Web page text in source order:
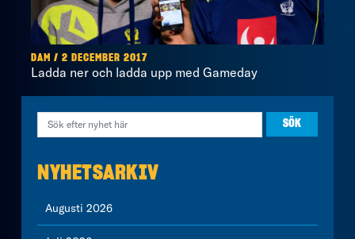
DAM / 2 DECEMBER 2017
Ladda ner och ladda upp med Gameday
NYHETSARKIV
Augusti 2026